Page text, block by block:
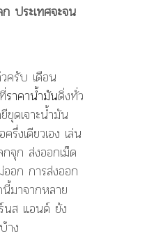
ก ประเทศจะจน
ครับ เดือน
ราคาน้ำมันดิ่งทั่ว
ขุดเจาะน้ำมัน
ครึ่งเดียวเอง เล่น
จุก ส่งออกเม็ด
ออก การส่งออก
มาจากหลาย
นส แอนด์ ยัง
าง